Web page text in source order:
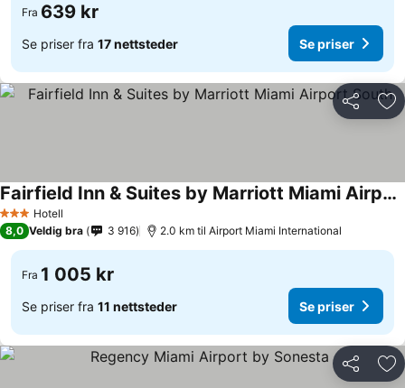
Fra 639 kr
Se priser fra 17 nettsteder Se priser
Del
3 StjernerHotell
Fairfield Inn & Suites by Marriott Miami Airport South
8,0 Veldig bra 3 916 2.0 km til Airport Miami International
Fra 1 005 kr
Se priser fra 11 nettsteder Se priser
Del